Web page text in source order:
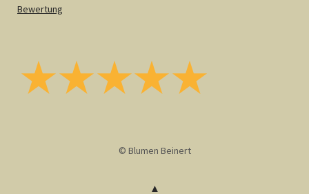
Bewertung
© Blumen Beinert